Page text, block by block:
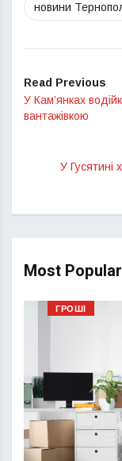
новини
Read Previous
У Кам’янках
вантажівкою
У Гусятині
Most Popular
ГРОШІ